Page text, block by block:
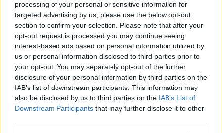
processing of your personal or sensitive information for
targeted advertising by us, please use the below opt-out
section to confirm your selection. Please note that after your
opt-out request is processed you may continue seeing
interest-based ads based on personal information utilized by
us or personal information disclosed to third parties prior to
your opt-out. You may separately opt-out of the further
disclosure of your personal information by third parties on the
IAB’s list of downstream participants. This information may
also be disclosed by us to third parties on the IAB’s List of
Downstream Participants that may further disclose it to other
Queste le misure principali:via Ernesto Rossi sarà chiusa all’altezza
del cantiere, che si trova al civico 46, tra le intersezioni con via
Fagiuoli e via Goldoni. Nei tratti di via Ernesto Rossi prima e dopo il
cantiere potranno circolare, in doppio senso di marcia, solo
residenti/dimoranti muniti di contrassegno lettere “M” ed “M
barrata”, veicoli al servizio di persone con gravi problemi di
deambulazione (art. 381), veicoli diretti alle rimesse interne, mezzi
di Aamps e mezzi di soccorso.
Lungo via Ernesto Rossi, dall’intersezione con via Goldoni fino a
corso Amedeo, sarà in vigore il divieto di sosta, per consentire il
doppio senso di marcia nei tratti percorribili dagli autorizzati.